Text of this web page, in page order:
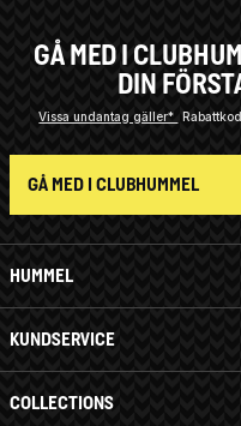
HUMMEL
KUNDSERVICE
COLLECTIONS
GÅ MED I
DIN
Vissa undantag gäller*
GÅ MED I CLUBHUMMEL